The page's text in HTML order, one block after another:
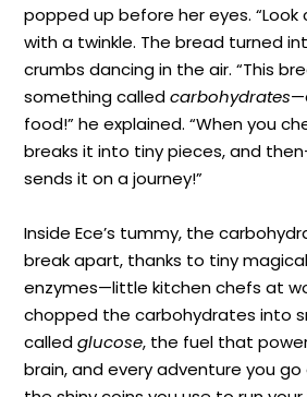
popped up before her eyes. “Look
with a twinkle. The bread turned
crumbs dancing in the air. “This
something calledcarbohydrates
food!” he explained. “When you
breaks it into tiny pieces, and
sends it on a journey!”
Inside Ece’s tummy, the
break apart, thanks to tiny
enzymes—little kitchen chefs at
chopped the carbohydrates into
calledglucose, the fuel that
brain, and every adventure you go